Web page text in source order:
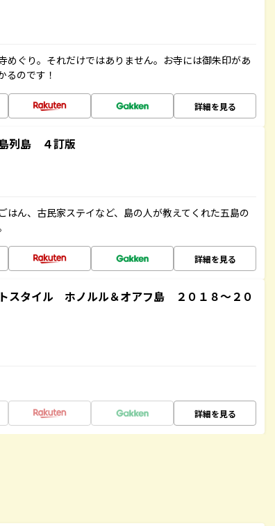
めぐり。それだけではありません。お寺には御朱印があ
るのです！
詳細を見る
列島 ４訂版
はん、古民家ステイなど、島の人が教えてくれた五島の
詳細を見る
タイル ホノルル＆オアフ島 ２０１８～２０
詳細を見る